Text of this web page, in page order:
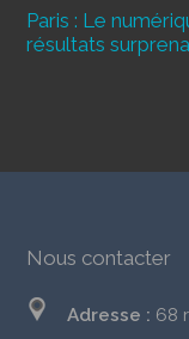
Paris : Le
résultats
Nous contacter
Adresse : 68